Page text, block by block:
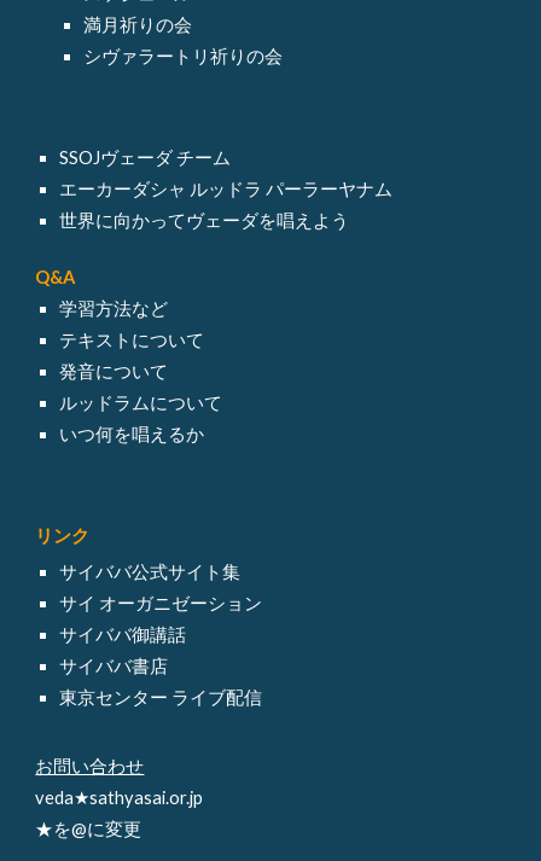
満月祈りの会
シヴァラートリ祈りの会
SSOJヴェーダ チーム
エーカーダシャ ルッドラ パーラーヤナム
世界に向かってヴェーダを唱えよう
Q&A
学習方法など
テキスト について
発音について
ルッドラムについて
いつ何を唱えるか
リンク
サイババ公式サイト集
サイ オーガニゼーション
サイババ御講話
サイババ書店
東京センター ライブ配信
お問い合わせ
veda★sathyasai.or.jp
★を@に変更